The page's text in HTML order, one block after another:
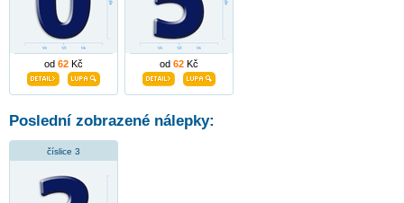
od 62 Kč od 62 Kč
Poslední zobrazené nálepky:
číslice 3